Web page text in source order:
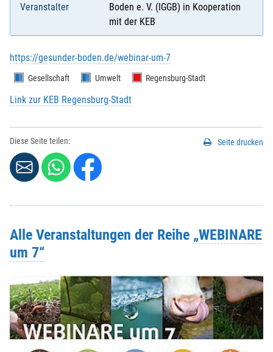
Veranstalter
Boden e. V. (IGGB) in Kooperation
mit der KEB
https://gesunder-boden.de/webinar-um-7
Gesellschaft Umwelt Regensburg-Stadt
Link zur KEB Regensburg-Stadt
Diese Seite teilen: Seite drucken
Alle Veranstaltungen der Reihe „WEBINARE
um 7“